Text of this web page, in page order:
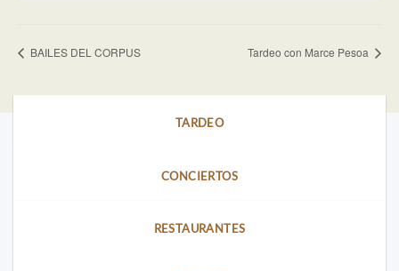
BAILES DEL CORPUS Tardeo con Marce Pesoa
TARDEO
CONCIERTOS
RESTAURANTES